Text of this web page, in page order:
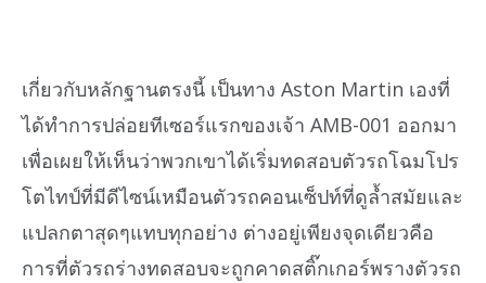
เกี่ยวกับหลักฐานตรงนี้ เป็นทาง Aston Martin เองที่
ได้ทำการปล่อยทีเซอร์แรกของเจ้า AMB-001 ออกมา
เพื่อเผยให้เห็นว่าพวกเขาได้เริ่มทดสอบตัวรถโฉมโปร
โตไทป์ที่มีดีไซน์เหมือนตัวรถคอนเซ็ปท์ที่ดูล้ำสมัยและ
แปลกตาสุดๆแทบทุกอย่าง ต่างอยู่เพียงจุดเดียวคือ
การที่ตัวรถร่างทดสอบจะถูกคาดสติ๊กเกอร์พรางตัวรถ